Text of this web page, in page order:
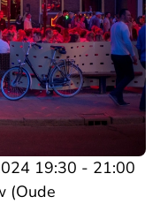
19:30 - 21:00
(Oude